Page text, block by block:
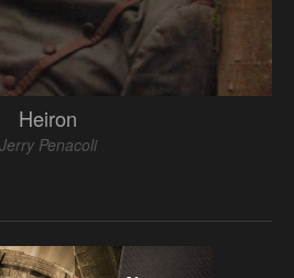
Heiron
Jerry Penacoli